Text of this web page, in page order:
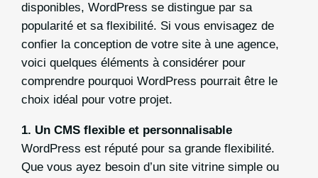
disponibles, WordPress se distingue par sa
popularité et sa flexibilité. Si vous envisagez de
confier la conception de votre site à une agence,
voici quelques éléments à considérer pour
comprendre pourquoi WordPress pourrait être le
choix idéal pour votre projet.
1. Un CMS flexible et personnalisable
WordPress est réputé pour sa grande flexibilité.
Que vous ayez besoin d’un site vitrine simple ou